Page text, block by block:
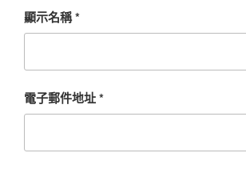
顯示名稱*
電子郵件地址*